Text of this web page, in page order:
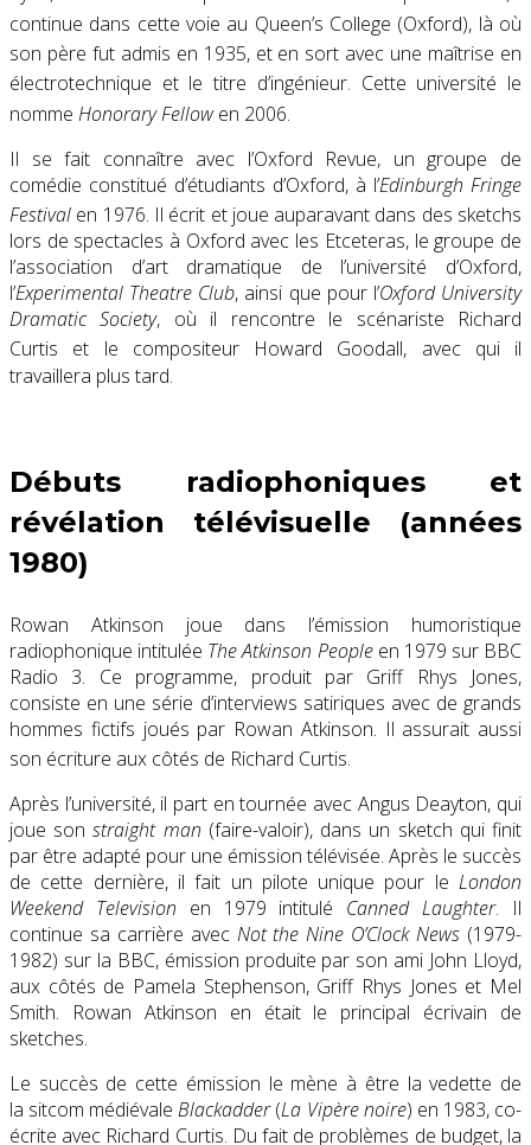
continue dans cette voie au Queen’s College (Oxford), là où
son père fut admis en 1935, et en sort avec une maîtrise en
électrotechnique et le titre d’ingénieur. Cette université le
nomme Honorary Fellowen 2006.
Il se fait connaître avec l’Oxford Revue, un groupe de
comédie constitué d’étudiants d’Oxford, à l’Edinburgh Fringe
Festival en 1976. Il écrit et joue auparavant dans des sketchs
lors de spectacles à Oxford avec les Etceteras, le groupe de
l’association d’art dramatique de l’université d’Oxford,
l’Experimental Theatre Club, ainsi que pour l’Oxford University
Dramatic Society, où il rencontre le scénariste Richard
Curtis et le compositeur Howard Goodall, avec qui il
travaillera plus tard.
Débuts radiophoniques et
révélation télévisuelle (années
1980)
Rowan Atkinson joue dans l’émission humoristique
radiophonique intitulée The Atkinson Peopleen 1979 sur BBC
Radio 3. Ce programme, produit par Griff Rhys Jones,
consiste en une série d’interviews satiriques avec de grands
hommes fictifs joués par Rowan Atkinson. Il assurait aussi
son écriture aux côtés de Richard Curtis.
Après l’université, il part en tournée avec Angus Deayton, qui
joue sonstraight man (faire-valoir), dans un sketch qui finit
par être adapté pour une émission télévisée. Après le succès
de cette dernière, il fait un pilote unique pour le London
Weekend Television en 1979 intitulé Canned Laughter. Il
continue sa carrière avec Not the Nine O’Clock News (1979-
1982) sur la BBC, émission produite par son ami John Lloyd,
aux côtés de Pamela Stephenson, Griff Rhys Jones et Mel
Smith. Rowan Atkinson en était le principal écrivain de
sketches.
Le succès de cette émission le mène à être la vedette de
la sitcom médiévaleBlackadder(La Vipère noire) en 1983, co-
écrite avec Richard Curtis. Du fait de problèmes de budget, la